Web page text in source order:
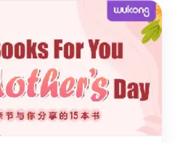
空看世界：中国旅游指南
国》是悟空中文专为儿童打造
绘本。全书以"小悟空"为向
系统介绍中国最具代表性的自
迹，涵盖华中、华东、华北、
南、西北等地标景点。每一站
文内容，帮助孩子在阅读中建
文化的整体认知，是中文学习
质读物。